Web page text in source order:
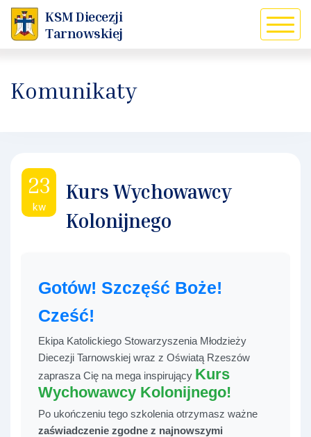
KSM Diecezji
Tarnowskiej
Komunikaty
23
kw
Kurs Wychowawcy
Kolonijnego
Gotów! Szczęść Boże!
Cześć!
Ekipa Katolickiego Stowarzyszenia Młodzieży
Diecezji Tarnowskiej wraz z Oświatą Rzeszów
zaprasza Cię na mega inspirujący Kurs
Wychowawcy Kolonijnego!
Po ukończeniu tego szkolenia otrzymasz ważne
zaświadczenie zgodne z najnowszymi